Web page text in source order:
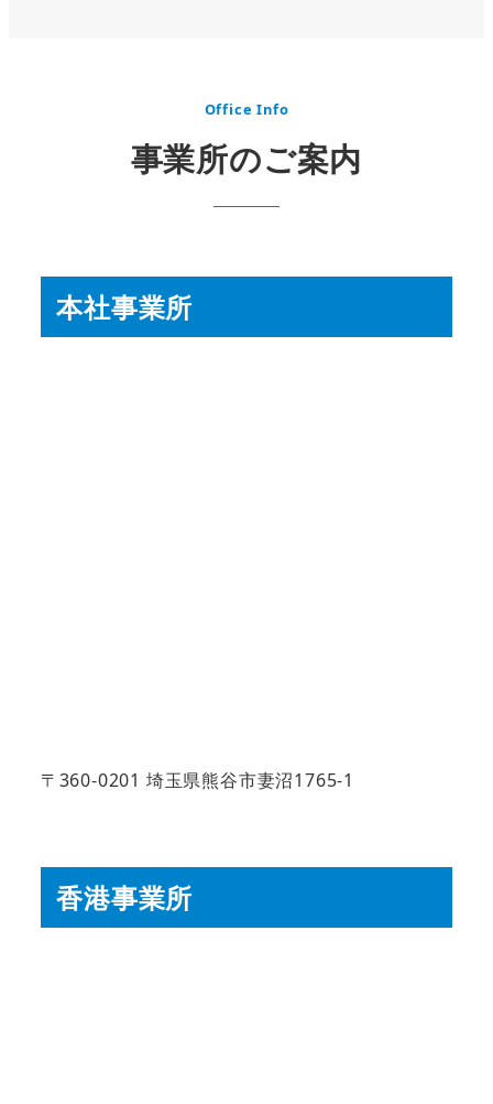
Office Info
事業所のご案内
本社事業所
〒360-0201 埼玉県熊谷市妻沼1765-1
香港事業所